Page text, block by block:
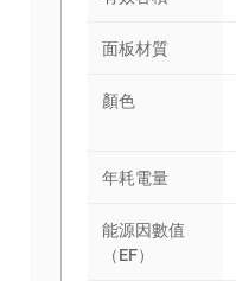
面板材質
顏色
年耗電量
能源因數值
（EF）